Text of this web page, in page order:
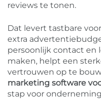
reviews te tonen.
Dat levert tastbare
extra
persoonlijk contact en
maken, helpt een
vertrouwen op te
marketing software
stap voor